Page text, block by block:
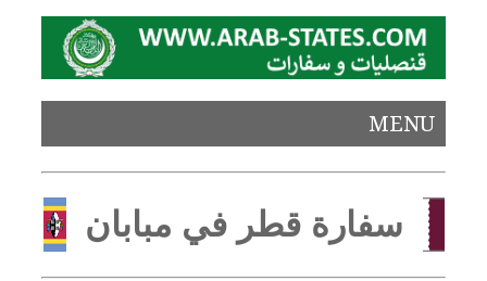
MENU
سفارة قطر في مبابان